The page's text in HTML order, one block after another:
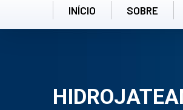
INÍCIO SOBRE